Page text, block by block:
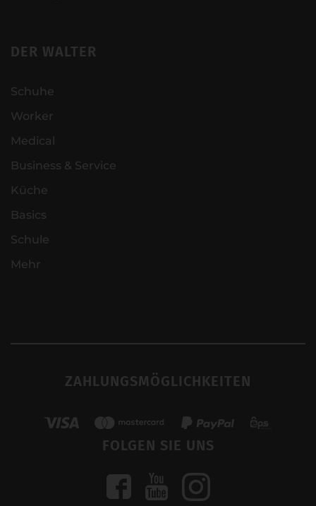
DER WALTER
Schuhe
Worker
Medical
Business & Service
Küche
Basics
Schule
Mehr
ZAHLUNGSMÖGLICHKEITEN
FOLGEN SIE UNS